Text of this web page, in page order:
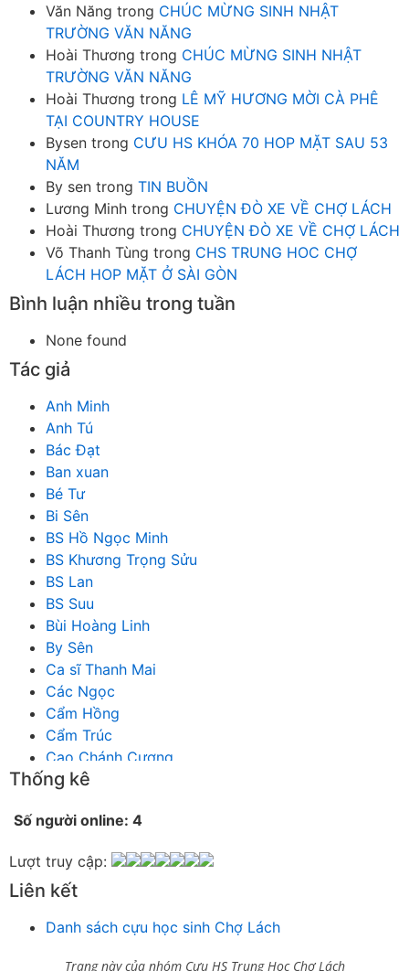
Văn Năng trong CHÚC MỪNG SINH NHẬT
TRƯỜNG VĂN NĂNG
Hoài Thương trong CHÚC MỪNG SINH NHẬT
TRƯỜNG VĂN NĂNG
Hoài Thương trong LÊ MỸ HƯƠNG MỜI CÀ PHÊ
TẠI COUNTRY HOUSE
Bysen trong CƯU HS KHÓA 70 HOP MẶT SAU 53
NĂM
By sen trong TIN BUỒN
Lương Minh trong CHUYỆN ĐÒ XE VỀ CHỢ LÁCH
Hoài Thương trong CHUYỆN ĐÒ XE VỀ CHỢ LÁCH
Võ Thanh Tùng trong CHS TRUNG HOC CHỢ
LÁCH HOP MẶT Ở SÀI GÒN
Bình luận nhiều trong tuần
None found
Tác giả
Anh Minh
Anh Tú
Bác Đạt
Ban xuan
Bé Tư
Bi Sên
BS Hồ Ngọc Minh
BS Khương Trọng Sửu
BS Lan
BS Suu
Bùi Hoàng Linh
By Sên
Ca sĩ Thanh Mai
Các Ngọc
Cẩm Hồng
Cẩm Trúc
Cao Chánh Cương
Cao Nhật Quyên
Chích Chị
Chu Trầm Nguyên Minh
Cò Bằng
Công Bình
Thống kê
Số người online: 4
Lượt truy cập:
Liên kết
Danh sách cựu học sinh Chợ Lách
Trang này của nhóm Cựu HS Trung Học Chợ Lách